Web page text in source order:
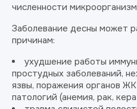
численности
Заболевание десны может
причинам:
ухудшение работы
простудных заболеваний,
язвы, поражения органов
патологий (анемия, рак,